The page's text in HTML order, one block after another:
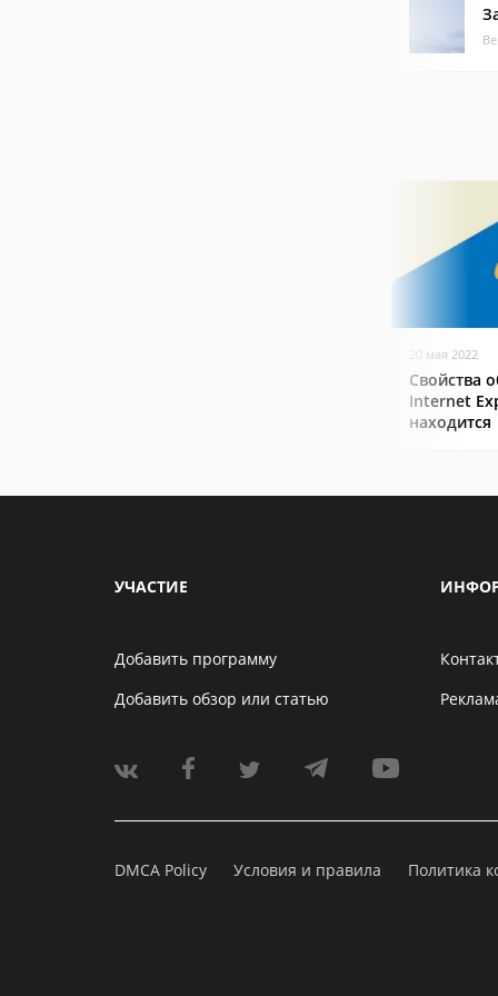
20 мая 2022
Свойства
Internet
находится
УЧАСТИЕ
Добавить программу
Добавить обзор или статью
DMCA Policy Условия и правила Политика